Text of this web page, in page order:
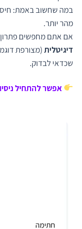
במה שחשוב באמת:
מהר יותר.
אם אתם מחפשים פתרון
דיגיטלית(מצורפת
שכדאי לבדוק.
אפשר להתחיל ניסיון